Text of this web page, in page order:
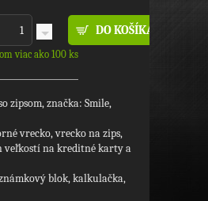
viac ako 100 ks
zipsom, značka: Smile,
vrecko, vrecko na zips,
veľkostí na kreditné karty a
blok, kalkulačka,